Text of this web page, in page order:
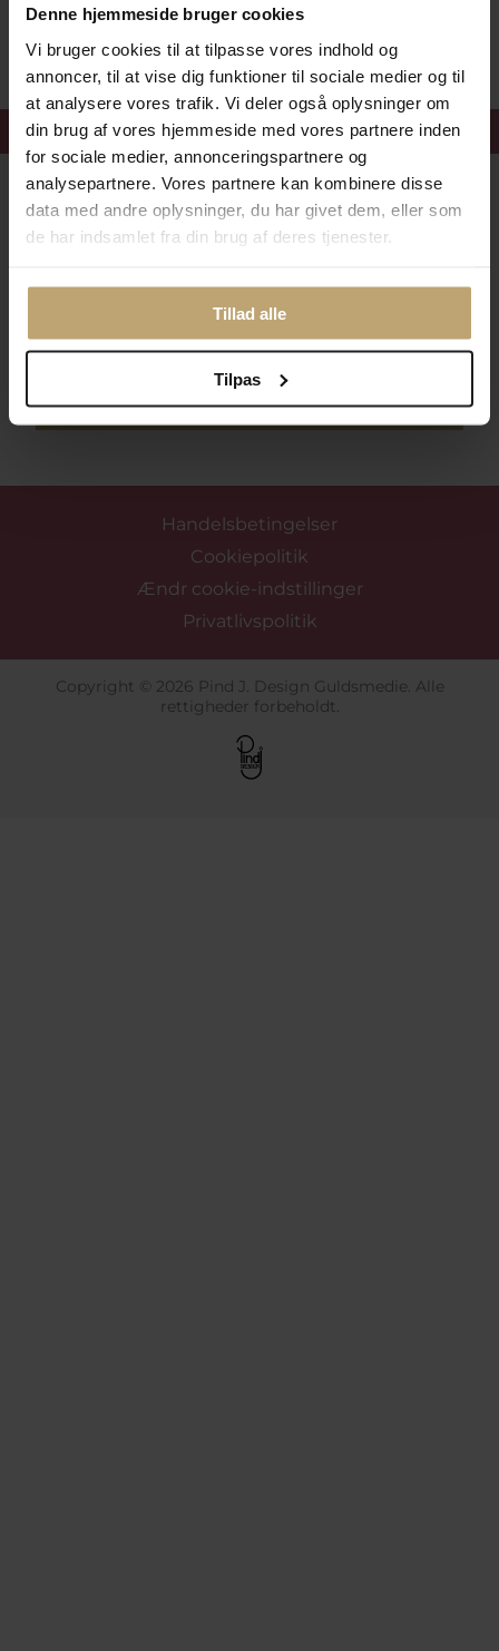
Denne hjemmeside bruger cookies
Vi bruger cookies til at tilpasse vores indhold og
annoncer, til at vise dig funktioner til sociale medier og til
at analysere vores trafik. Vi deler også oplysninger om
din brug af vores hjemmeside med vores partnere inden
for sociale medier, annonceringspartnere og
analysepartnere. Vores partnere kan kombinere disse
data med andre oplysninger, du har givet dem, eller som
de har indsamlet fra din brug af deres tjenester.
Tillad alle
Tilpas
Sikker Og Tryg E-Handel
Få 15%velkomstrabat
Følg med i vores nyhedsbrev
Læs mere her
Tilmeld mig nyhedsbrevet
Handelsbetingelser
Cookiepolitik
Ændr cookie-indstillinger
Privatlivspolitik
Copyright © 2026 Pind J. Design Guldsmedie. Alle
rettigheder forbeholdt.